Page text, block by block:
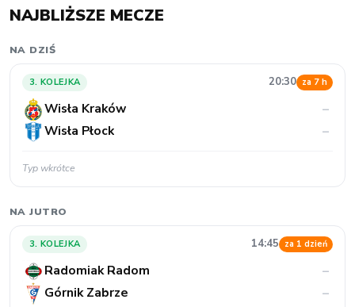
NAJBLIŻSZE MECZE
NA DZIŚ
3. KOLEJKA 20:30 za 7 h
Wisła Kraków
–
Wisła Płock
–
Typ wkrótce
NA JUTRO
3. KOLEJKA 14:45 za 1 dzień
Radomiak Radom
–
Górnik Zabrze
–